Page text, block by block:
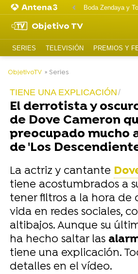
Boda Zendaya y
Objetivo TV
SERIES TELEVISIÓN PREMIOS Y
ObjetivoTV » Series
TIENE UNA EXPLICACIÓN
El derrotista y
de Dove Cameron
preocupado mucho
de 'Los
La actriz y cantante
tiene acostumbrados a
tener filtros a la hora de
vida en redes sociales,
altibajos. Aunque su
ha hecho saltar las
tiene una explicación.
detalles en el vídeo.